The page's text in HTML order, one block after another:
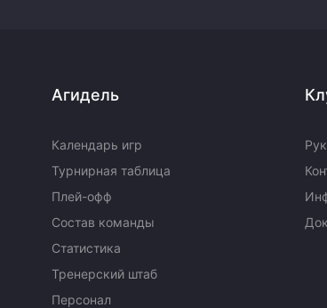
Агидель
Календарь игр
Турнирная таблица
Плей-офф
Состав команды
Статистика
Тренерский штаб
Персонал